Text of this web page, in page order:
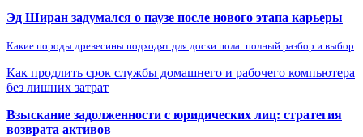
Эд Ширан задумался о паузе после нового этапа карьеры
Какие породы древесины подходят для доски пола: полный разбор и выбор
Как продлить срок службы домашнего и рабочего компьютера
без лишних затрат
Взыскание задолженности с юридических лиц: стратегия
возврата активов